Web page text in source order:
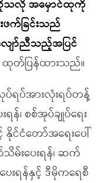
ဆိုသလို အမှောင်ထုကို
က်ခြင်းသည်
ျော်ညီသည့်အပြင်
တ်ပြန်ထားသည်။
ပ်ရပ်အားလုံးရပ်တန့်
န်၊ စစ်အုပ်ချုပ်ရေး
င်ငံတော်အရေးပေါ်
းပေးရန်၊ ဆက်
းရန်နှင့် ဒီမိုကရေစီ